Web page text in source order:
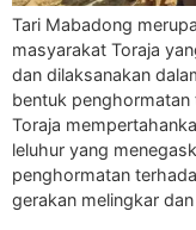
Tari Mabadong
masyarakat Toraja
dan dilaksanakan
bentuk
Toraja
leluhur yang
penghormatan
gerakan melingkar